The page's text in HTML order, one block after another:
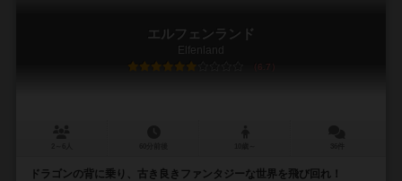
エルフェンランド
Elfenland
6.7
ドラゴンの背に乗り、古き良きファンタジーな世界を飛び回れ！